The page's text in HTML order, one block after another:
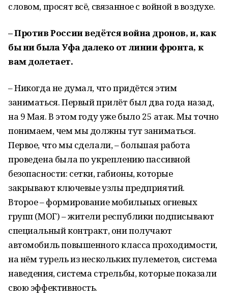
словом, просят всё, связанное с войной в воздухе.
– Против России ведётся война дронов, и, как
бы ни была Уфа далеко от линии фронта, к
вам долетает.
– Никогда не думал, что придётся этим
заниматься. Первый прилёт был два года назад,
на 9 Мая. В этом году уже было 25 атак. Мы точно
понимаем, чем мы должны тут заниматься.
Первое, что мы сделали, – большая работа
проведена была по укреплению пассивной
безопасности: сетки, габионы, которые
закрывают ключевые узлы предприятий.
Второе – формирование мобильных огневых
групп (МОГ) – жители республики подписывают
специальный контракт, они получают
автомобиль повышенного класса проходимости,
на нём турель из нескольких пулеметов, система
наведения, система стрельбы, которые показали
свою эффективность.